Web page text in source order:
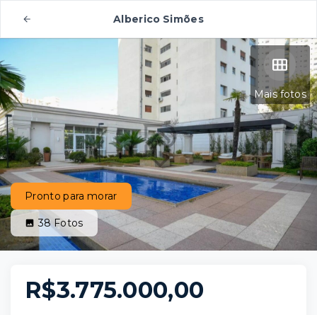
Alberico Simões
Mais fotos
Pronto para morar
38 Fotos
R$3.775.000,00